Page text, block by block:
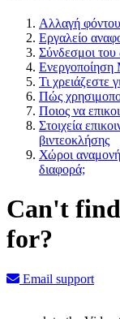
Αλλαγή
Εργαλείο
Σύνδεσμοι του
Ενεργοποίηση
Τι χρειάζεστε
Πώς
Ποιος να
Στοιχεία
βιντεοκλήσης
Χώροι
διαφορά;
Can't
for?
Email support